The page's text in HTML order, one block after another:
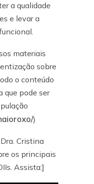
a qualidade
e levar a
materiais
sobre
o conteúdo
que pode ser
)
Cristina
os principais
Assista:]